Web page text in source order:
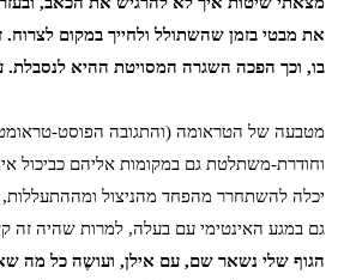
את מבטי בזמן שהשתולל ולחייך במקום לצרוח.
בו, וכך הפכה השגרה המסויטת ההיא לנסבלת. עמ'
מטבעה של הטראומה (והתגובה הפוסט-
וחודרת-משתלטת גם במקומות אליהם כביכול
יכלה להשתחרר מהפחד מהניצול
גם במגע האינטימי עם בעלה, למרות שהיה זה
הגוף שלי נשאר שם, עם אילן, ועושֶה כל מה